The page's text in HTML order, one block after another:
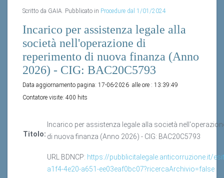
Scritto da GAIA. Pubblicato in Procedure dal 1/01/2024
Incarico per assistenza legale alla
società nell'operazione di
reperimento di nuova finanza (Anno
2026) - CIG: BAC20C5793
Data aggiornamento pagina: 17-06-2026 alle ore : 13:39:49
Contatore visite: 400 hits
Titolo:
Incarico per assistenza legale alla società
di nuova finanza (Anno 2026) - CIG: BAC20C5793
URL BDNCP: https://pubblicitalegale.anticorruzione.it/
a1f4-4e20-a651-ee03eaf0bc07?ricercaArchivio=false